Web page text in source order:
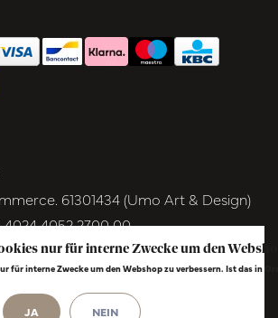
61301434 (Umo Art & Design)
4024 4052 2700 00
nur für interne Zwecke um den
für interne Zwecke um den Webshop zu verbessern. Ist das in
JA NEIN